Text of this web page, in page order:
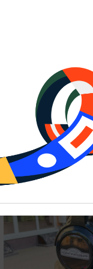
Янтарная
25.12.2025 -
Светлогорск,
ОТ 1200₽